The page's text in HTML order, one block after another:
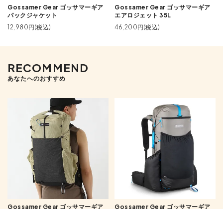
Gossamer Gear ゴッサマーギア
パックジャケット
12,980円(税込)
Gossamer Gear ゴッサマーギア
エアロジェット 35L
46,200円(税込)
RECOMMEND
あなたへのおすすめ
Gossamer Gear ゴッサマーギア
Gossamer Gear ゴッサマーギア